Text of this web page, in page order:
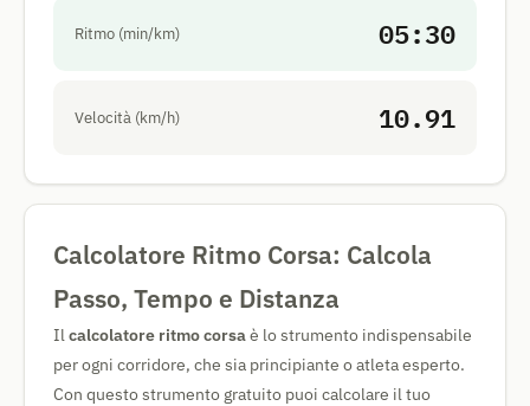
Ritmo (min/km) 05:30
Velocità (km/h) 10.91
Calcolatore Ritmo Corsa: Calcola
Passo, Tempo e Distanza
Ilcalcolatore ritmo corsaè lo strumento indispensabile
per ogni corridore, che sia principiante o atleta esperto.
Con questo strumento gratuito puoi calcolare il tuo